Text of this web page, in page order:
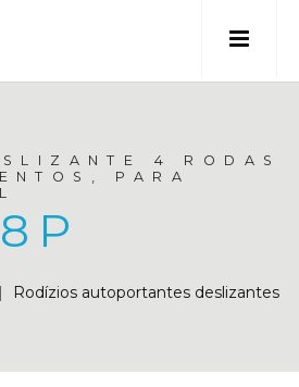
4 RODAS
PARA
|
Rodízios autoportantes deslizantes